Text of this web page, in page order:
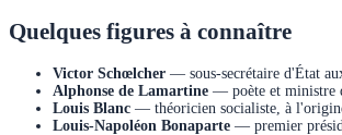
Quelques figures à connaître
Victor Schœlcher — sous-secrétaire d'État
Alphonse de Lamartine — poète et ministre
Louis Blanc — théoricien socialiste, à
Louis-Napoléon Bonaparte — premier